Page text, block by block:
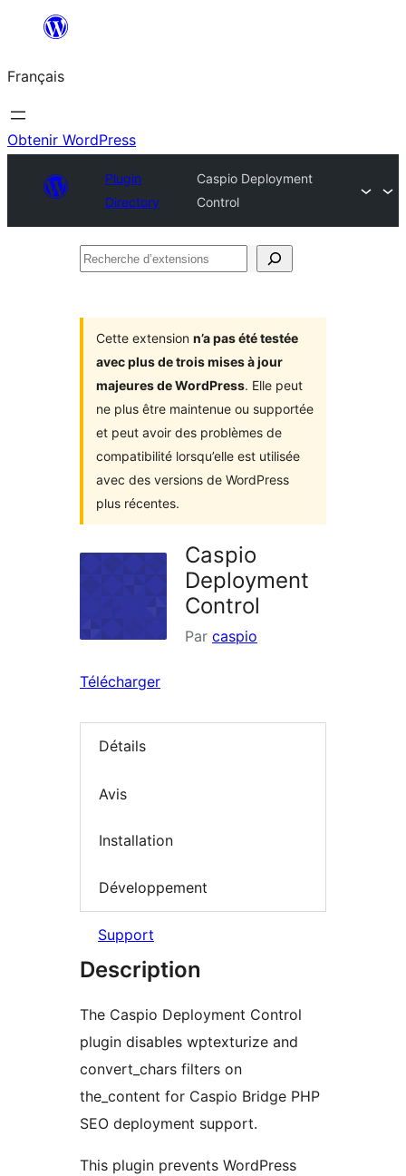
contenu
Français
Obtenir WordPress
Plugin
Directory
Caspio Deployment
Control
Recherche
Cette extension n’a pas été testée
avec plus de trois mises à jour
majeures de WordPress. Elle peut
ne plus être maintenue ou supportée
et peut avoir des problèmes de
compatibilité lorsqu’elle est utilisée
avec des versions de WordPress
plus récentes.
Caspio
Deployment
Control
Par caspio
Télécharger
Détails
Avis
Installation
Développement
Support
Description
The Caspio Deployment Control
plugin disables wptexturize and
convert_chars filters on
the_content for Caspio Bridge PHP
SEO deployment support.
This plugin prevents WordPress